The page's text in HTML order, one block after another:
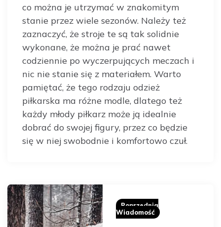
co można je utrzymać w znakomitym
stanie przez wiele sezonów. Należy też
zaznaczyć, że stroje te są tak solidnie
wykonane, że można je prać nawet
codziennie po wyczerpujących meczach i
nic nie stanie się z materiałem. Warto
pamiętać, że tego rodzaju odzież
piłkarska ma różne modle, dlatego też
każdy młody piłkarz może ją idealnie
dobrać do swojej figury, przez co będzie
się w niej swobodnie i komfortowo czuł.
Post
navigation
Poprzednia
Wiadomość